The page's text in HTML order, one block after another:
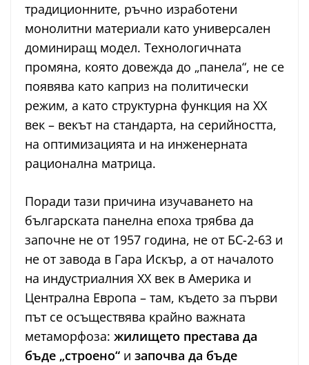
традиционните, ръчно изработени
монолитни материали като универсален
доминиращ модел. Технологичната
промяна, която довежда до „панела“, не се
появява като каприз на политически
режим, а като структурна функция на ХХ
век – векът на стандарта, на серийността,
на оптимизацията и на инженерната
рационална матрица.
Поради тази причина изучаването на
българската панелна епоха трябва да
започне не от 1957 година, не от БС-2-63 и
не от завода в Гара Искър, а от началото
на индустриалния ХХ век в Америка и
Централна Европа – там, където за първи
път се осъществява крайно важната
метаморфоза: жилището престава да
бъде „строено“ и започва да бъде